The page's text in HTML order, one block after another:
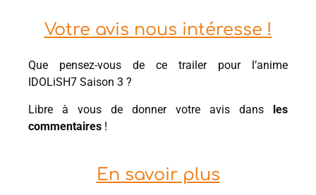
Votre avis nous intéresse !
Que pensez-vous de ce trailer pour l’anime
IDOLiSH7 Saison 3 ?
Libre à vous de donner votre avis dans
les
commentaires !
En savoir plus